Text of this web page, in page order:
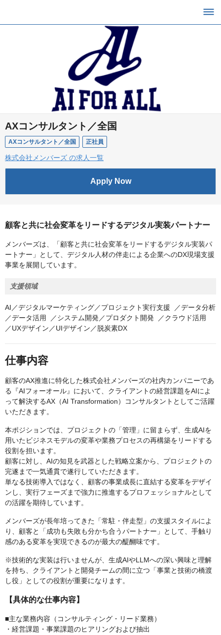
AXコンサルタント／全国
AXコンサルタント／全国 正社員
株式会社メンバーズ の求人一覧
Apply Now
顧客と共に社会変革をリードするデジタル実装パートナー
メンバーズは、「顧客と共に社会変革をリードするデジタル実装パ
ートナー」として、デジタル人材の伴走による企業へのDX現場支援
事業を展開しています。
支援領域
AI／デジタルマーケティング／プロジェクト実行支援 ／データ分析
／データ活用 ／システム開発／プロダクト開発 ／クラウド活用
／UXデザイン／UIデザイン／脱炭素DX
仕事内容
顧客のAX推進に特化した株式会社メンバーズの社内カンパニーであ
る『AIフォーオール』において、クライアントの経営課題をAIによ
って解決するAX（AI Transformation）コンサルタントとしてご活躍
いただきます。
本ポジションでは、プロジェクトの「管理」に留まらず、生成AIを
用いたビジネスモデルの変革や業務プロセスの再構築をリードする
役割を担います。
顧客に対し、AIの知見を武器とした戦略立案から、プロジェクトの
完遂まで一気通貫で遂行していただきます。
単なる技術導入ではなく、顧客の事業成長に直結する変革をデザイ
ンし、実行フェーズまで強力に推進するプロフェッショナルとして
の活躍を期待しています。
メンバーズが長年培ってきた「常駐・伴走型」の支援スタイルによ
り、顧客と「成功も失敗も分かち合うパートナー」として、手触り
感のある変革を実現できるのが最大の醍醐味です。
※技術的な実装は行いませんが、生成AIやLLMへの深い興味と理解
を持ち、クライアントと開発チームの間に立つ「事業と技術の橋渡
し役」としての役割が重要になります。
【具体的な仕事内容】
■主な業務内容（コンサルティング・リード業務）
・経営課題・事業課題のヒアリングおよび抽出